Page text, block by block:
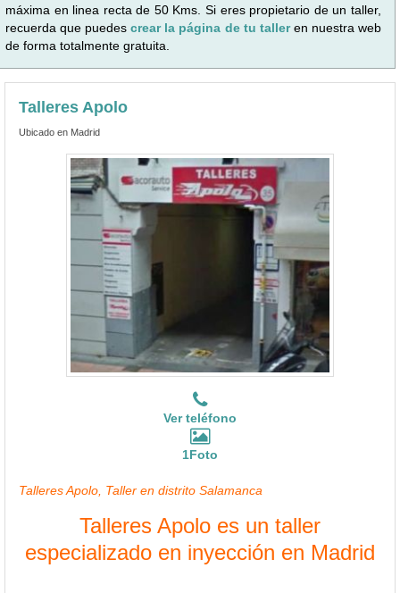
máxima en linea recta de 50 Kms. Si eres propietario de un taller,
recuerda que puedescrear la página de tu talleren nuestra web
de forma totalmente gratuita.
Talleres Apolo
Ubicado en Madrid
Ver teléfono
1Foto
Talleres Apolo, Taller en distrito Salamanca
Talleres Apolo es un taller
especializado en inyección en Madrid